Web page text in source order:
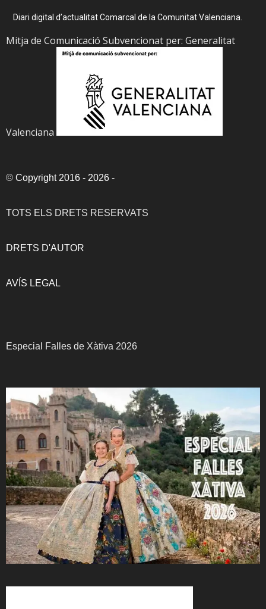
Diari digital d’actualitat Comarcal de la Comunitat Valenciana.
Mitja de Comunicació Subvencionat per: Generalitat
Valenciana
© Copyright 2016 - 2026 -
TOTS ELS DRETS RESERVATS
DRETS D'AUTOR
AVÍS LEGAL
Especial Falles de Xàtiva 2026